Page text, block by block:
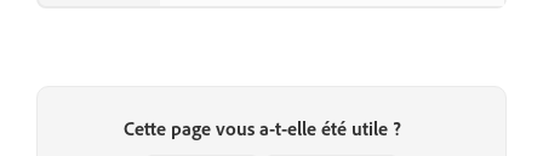
Cette page vous a-t-elle été utile ?